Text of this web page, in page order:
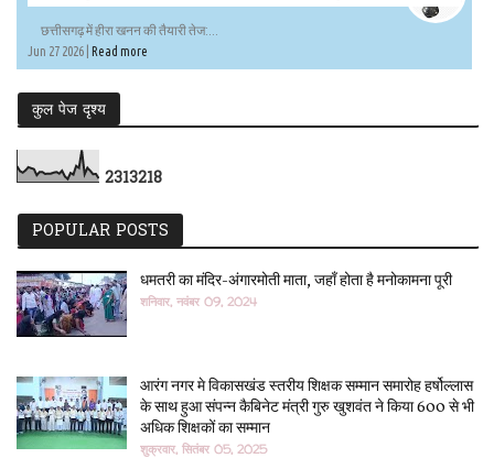
छत्तीसगढ़ में हीरा खनन की तैयारी तेज:...
Jun 27 2026 | Read more
कुल पेज दृश्य
2313218
POPULAR POSTS
धमतरी का मंदिर-अंगारमोती माता, जहाँ होता है मनोकामना पूरी
शनिवार, नवंबर 09, 2024
आरंग नगर मे विकासखंड स्तरीय शिक्षक सम्मान समारोह हर्षोल्लास
के साथ हुआ संपन्न कैबिनेट मंत्री गुरु खुशवंत ने किया 600 से भी
अधिक शिक्षकों का सम्मान
शुक्रवार, सितंबर 05, 2025